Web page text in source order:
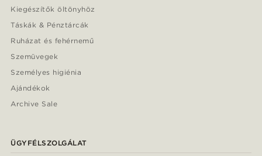
Kiegészítők öltönyhöz
Táskák & Pénztárcák
Ruházat és fehérnemű
Szemüvegek
Személyes higiénia
Ajándékok
Archive Sale
ÜGYFÉLSZOLGÁLAT